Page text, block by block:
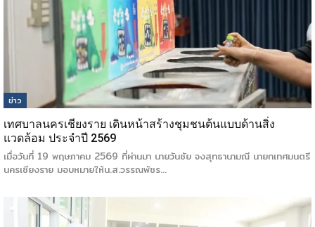
ข่าว
เทศบาลนครเชียงราย เดินหน้าสร้างชุมชนต้นแบบด้านสิ่ง
แวดล้อม ประจำปี 2569
เมื่อวันที่ 19 พฤษภาคม 2569 ที่ผ่านมา นายวันชัย จงสุทธานามณี นายกเทศมนตรี
นครเชียงราย มอบหมายให้น.ส.วรรณพัชร…